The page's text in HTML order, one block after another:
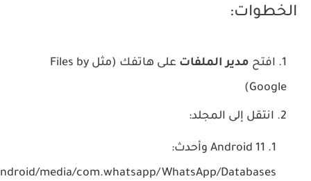
الخطوات:
افتحمدير الملفات
على هاتفك (مثل Files by
Google)
انتقل إلى المجلد:
Android 11 وأحدث:
Android/media/com.whatsapp/WhatsApp/Databases/